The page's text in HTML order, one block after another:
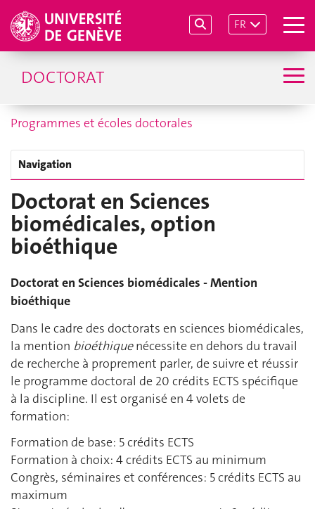
FR
DOCTORAT
Programmes et écoles doctorales
Navigation
Doctorat en Sciences
biomédicales, option
bioéthique
Doctorat en Sciences biomédicales - Mention
bioéthique
Dans le cadre des doctorats en sciences biomédicales,
la mention bioéthiquenécessite en dehors du travail
de recherche à proprement parler, de suivre et réussir
le programme doctoral de 20 crédits ECTS spécifique
à la discipline. Il est organisé en 4 volets de
formation:
Formation de base: 5 crédits ECTS
Formation à choix: 4 crédits ECTS au minimum
Congrès, séminaires et conférences: 5 crédits ECTS au
maximum